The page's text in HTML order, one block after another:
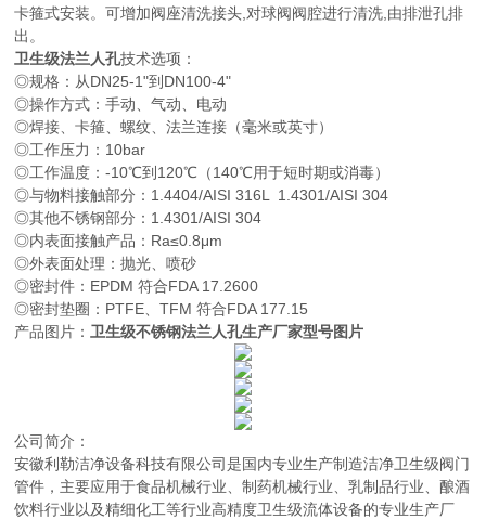
卡箍式安装。可增加阀座清洗接头,对球阀阀腔进行清洗,由排泄孔排
出。
卫生级法兰人孔技术选项：
◎规格：从DN25-1"到DN100-4"
◎操作方式：手动、气动、电动
◎焊接、卡箍、螺纹、法兰连接（毫米或英寸）
◎工作压力：10bar
◎工作温度：-10℃到120℃（140℃用于短时期或消毒）
◎与物料接触部分：1.4404/AISI 316L 1.4301/AISI 304
◎其他不锈钢部分：1.4301/AISI 304
◎内表面接触产品：Ra≤0.8μm
◎外表面处理：抛光、喷砂
◎密封件：EPDM 符合FDA 17.2600
◎密封垫圈：PTFE、TFM 符合FDA 177.15
产品图片： 卫生级不锈钢法兰人孔生产厂家型号图片
公司简介：
安徽利勒洁净设备科技有限公司是 国内专业生产制造洁净卫生级阀门
管件，主要应用于食品机械行业、制药机械行业、乳制品行业、酿酒
饮料行业以及精细化工等行业高精度卫生级流体设备的专业生产厂